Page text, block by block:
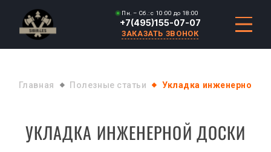
Пн. – Сб.: с 10:00 до 18:00
+7(495)155-07-07
ЗАКАЗАТЬ ЗВОНОК
Главная Полезные статьи Укладка инженерной
УКЛАДКА ИНЖЕНЕРНОЙ ДОСКИ